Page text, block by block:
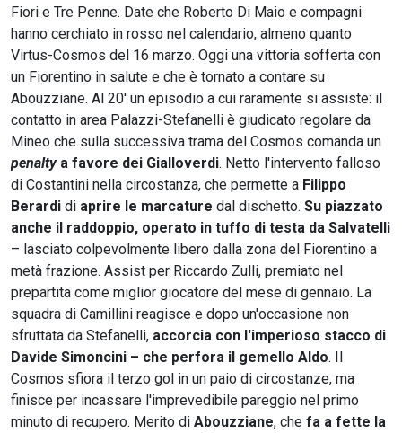
Fiori e Tre Penne. Date che Roberto Di Maio e compagni
hanno cerchiato in rosso nel calendario, almeno quanto
Virtus-Cosmos del 16 marzo. Oggi una vittoria sofferta con
un Fiorentino in salute e che è tornato a contare su
Abouzziane. Al 20' un episodio a cui raramente si assiste: il
contatto in area Palazzi-Stefanelli è giudicato regolare da
Mineo che sulla successiva trama del Cosmos comanda un
penaltya favore dei Gialloverdi. Netto l'intervento falloso
di Costantini nella circostanza, che permette a Filippo
Berardi di aprire le marcature dal dischetto. Su piazzato
anche il raddoppio, operato in tuffo di testa da Salvatelli
– lasciato colpevolmente libero dalla zona del Fiorentino a
metà frazione. Assist per Riccardo Zulli, premiato nel
prepartita come miglior giocatore del mese di gennaio. La
squadra di Camillini reagisce e dopo un'occasione non
sfruttata da Stefanelli, accorcia con l'imperioso stacco di
Davide Simoncini – che perfora il gemello Aldo. Il
Cosmos sfiora il terzo gol in un paio di circostanze, ma
finisce per incassare l'imprevedibile pareggio nel primo
minuto di recupero. Merito di Abouzziane, che fa a fette la